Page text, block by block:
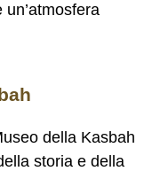
della Kasbah
storia e della